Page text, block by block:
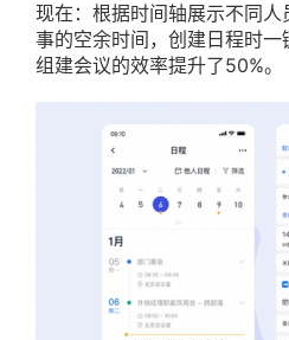
现在：根据时间轴展示不同
事的空余时间，创建日程时
组建会议的效率提升了50%。